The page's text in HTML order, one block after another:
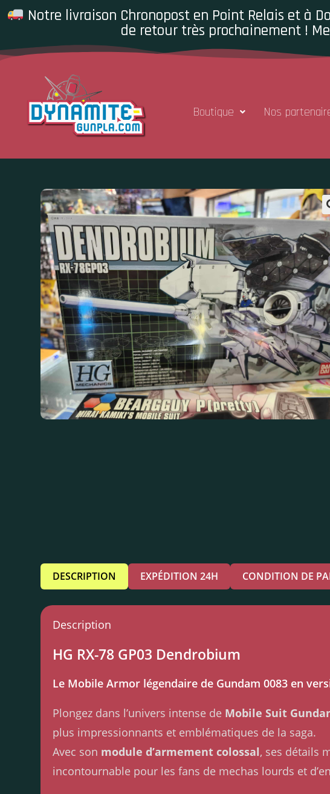
Notre livraison Chronopost en Point Relais et à
de retour très prochainement !
Boutique Nos
DESCRIPTION EXPÉDITION 24H CONDITION DE
Description
HG RX-78 GP03 Dendrobium
Le Mobile Armor légendaire de Gundam 0083 en
Plongez dans l’univers intense de Mobile Suit
plus impressionnants et emblématiques de la saga.
Avec son module d’armement colossal, ses détails
incontournable pour les fans de mechas lourds et